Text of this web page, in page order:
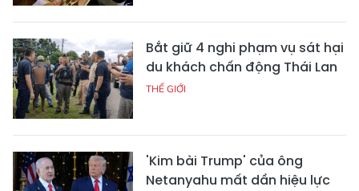
Bắt giữ 4 nghi phạm vụ sát hại
du khách chấn động Thái Lan
THẾ GIỚI
'Kim bài Trump' của ông
Netanyahu mất dần hiệu lực